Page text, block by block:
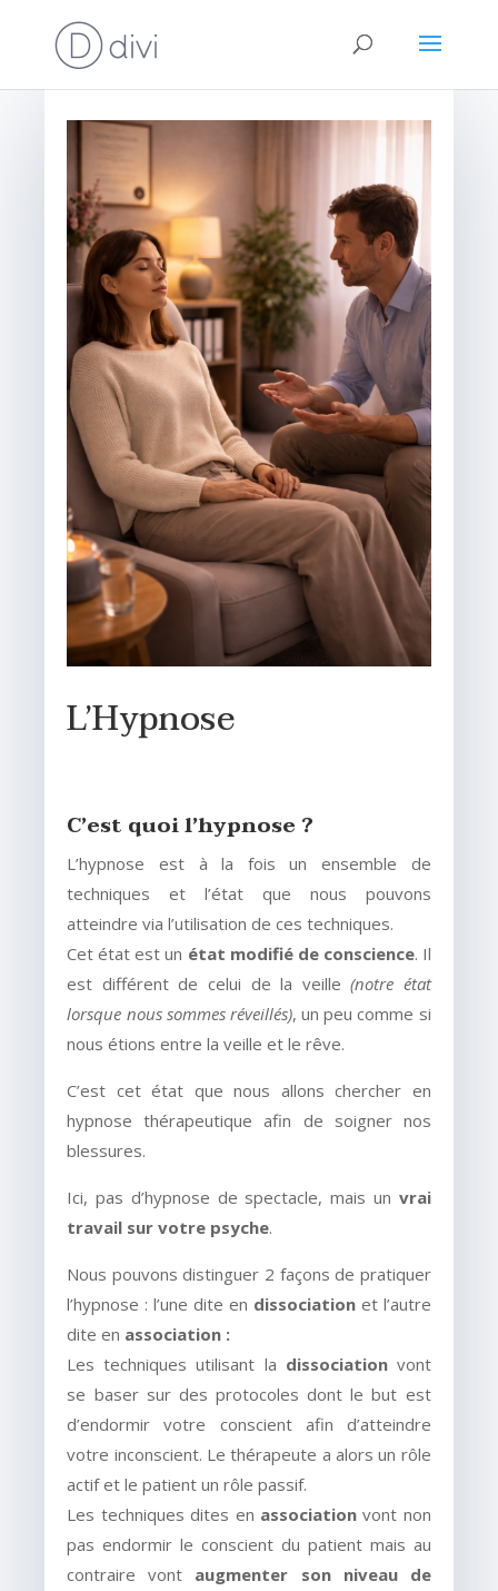
L’Hypnose
C’est quoi l’hypnose ?
L’hypnose est à la fois un ensemble de
techniques et l’état que nous pouvons
atteindre via l’utilisation de ces techniques.
Cet état est un état modifié de conscience. Il
est différent de celui de la veille(notre état
lorsque nous sommes réveillés), un peu comme si
nous étions entre la veille et le rêve.
C’est cet état que nous allons chercher en
hypnose thérapeutique afin de soigner nos
blessures.
Ici, pas d’hypnose de spectacle, mais un vrai
travail sur votre psyche.
Nous pouvons distinguer 2 façons de pratiquer
l’hypnose : l’une dite en dissociationet l’autre
dite en association :
Les techniques utilisant la dissociationvont
se baser sur des protocoles dont le but est
d’endormir votre conscient afin d’atteindre
votre inconscient. Le thérapeute a alors un rôle
actif et le patient un rôle passif.
Les techniques dites en associationvont non
pas endormir le conscient du patient mais au
contraire vont augmenter son niveau de